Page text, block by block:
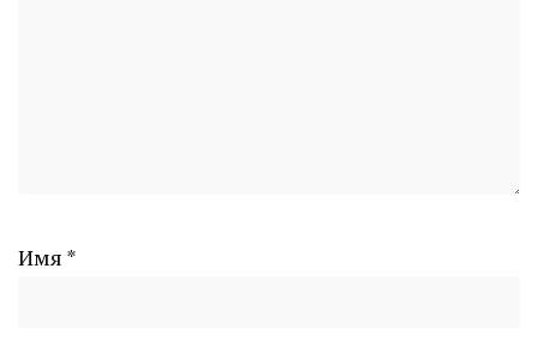
Имя *